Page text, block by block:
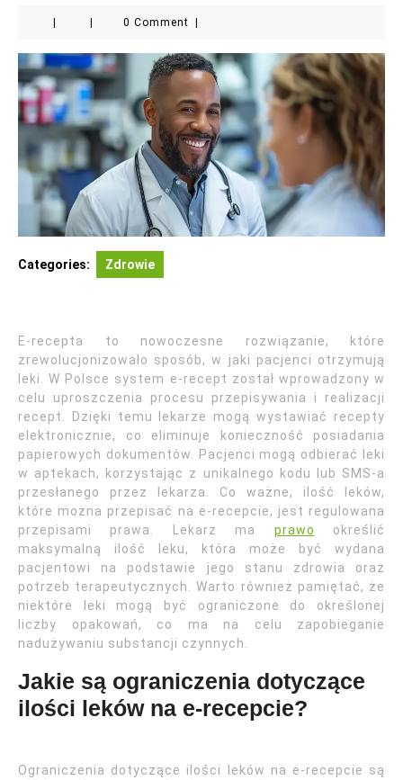
0 Comment
Categories: Zdrowie
E-recepta to nowoczesne rozwiązanie, które
zrewolucjonizowało sposób, w jaki pacjenci otrzymują
leki. W Polsce system e-recept został wprowadzony w
celu uproszczenia procesu przepisywania i realizacji
recept. Dzięki temu lekarze mogą wystawiać recepty
elektronicznie, co eliminuje konieczność posiadania
papierowych dokumentów. Pacjenci mogą odbierać leki
w aptekach, korzystając z unikalnego kodu lub SMS-a
przesłanego przez lekarza. Co ważne, ilość leków,
które można przepisać na e-recepcie, jest regulowana
przepisami prawa. Lekarz ma prawo
określić
maksymalną ilość leku, która może być wydana
pacjentowi na podstawie jego stanu zdrowia oraz
potrzeb terapeutycznych. Warto również pamiętać, że
niektóre leki mogą być ograniczone do określonej
liczby opakowań, co ma na celu zapobieganie
nadużywaniu substancji czynnych.
Jakie są ograniczenia dotyczące
ilości leków na e-recepcie?
Ograniczenia dotyczące ilości leków na e-recepcie są